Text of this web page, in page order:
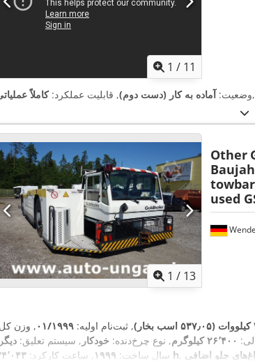
1 / 11
وضعیت: آماده به کار (دست دوم), قابلیت عملکرد:کاملاً ,
1 / 13
Other
used
, ثبت‌نام اولیه: ۰۱/۱۹۹۹ , وزن
۲۶٬۴۰۰ کیلوگرم , نوع چرخ‌دنده: خودکار , سیستم تعلیق:
سال ساخت: ۱۹۹۹ , ساعت کارکرد: ۳۴٬۰۴۳ h جلو اضافی